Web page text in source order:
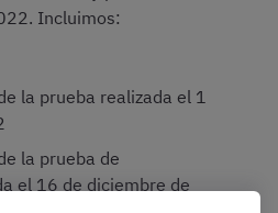
Incluimos:
la prueba realizada el 1
la prueba de
el 16 de diciembre de